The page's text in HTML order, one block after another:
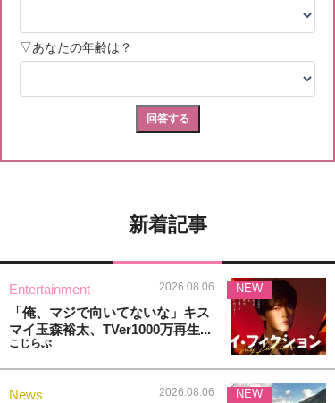
新着記事
Entertainment 2026.08.06
「俺、マジで向いてないな」キス
マイ玉森裕太、TVer1000万再生...
こじらぶ
NEW
News 2026.08.06 NEW